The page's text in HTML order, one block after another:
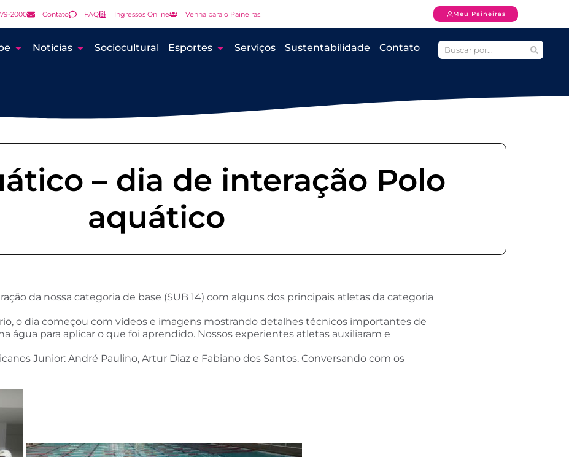
2000 Contato FAQ Ingressos Online Venha para o Paineiras! Meu Paineiras
Notícias Sociocultural Esportes Serviços Sustentabilidade Contato
– dia de interação Polo
aquático
da nossa categoria de base (SUB 14) com alguns dos principais atletas da categoria
o dia começou com vídeos e imagens mostrando detalhes técnicos importantes de
água para aplicar o que foi aprendido. Nossos experientes atletas auxiliaram e
Junior: André Paulino, Artur Diaz e Fabiano dos Santos. Conversando com os